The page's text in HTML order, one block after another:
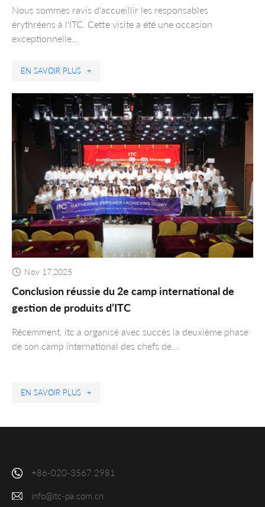
Nous sommes ravis d'accueillir les responsables
érythréens à l'ITC. Cette visite a été une occasion
exceptionnelle…
EN SAVOIR PLUS +
Nov 17,2025
Conclusion réussie du 2e camp international de
gestion de produits d’ITC
Récemment, itc a organisé avec succès la deuxième phase
de son camp international des chefs de…
EN SAVOIR PLUS +
+86-020-3567 2981
info@itc-pa.com.cn